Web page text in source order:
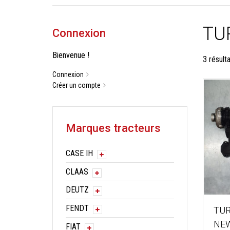
3
Connexion
Bienvenue !
Connexion
Créer un compte
Marques tracteurs
CASE IH
CLAAS
DEUTZ
FENDT
FIAT